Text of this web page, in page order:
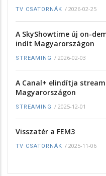
TV CSATORNÁK / 2026-02-25
A SkyShowtime új on-
indít Magyarországon
STREAMING / 2026-02-03
A Canal+ elindítja
Magyarországon
STREAMING / 2025-12-01
Visszatér a FEM3
TV CSATORNÁK / 2025-11-06